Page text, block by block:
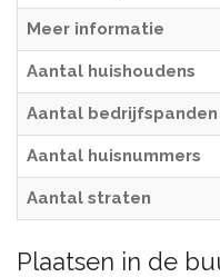
Meer informatie
Aantal huishoudens
Aantal bedrijfspanden
Aantal huisnummers
Aantal straten
Plaatsen in de